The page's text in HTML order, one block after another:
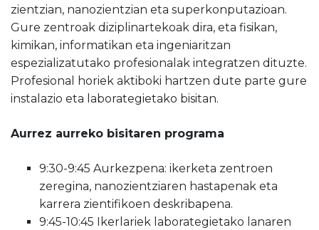
zientzian, nanozientzian eta superkonputazioan.
Gure zentroak diziplinartekoak dira, eta fisikan,
kimikan, informatikan eta ingeniaritzan
espezializatutako profesionalak integratzen dituzte.
Profesional horiek aktiboki hartzen dute parte gure
instalazio eta laborategietako bisitan.
Aurrez aurreko bisitaren programa
9:30-9:45 Aurkezpena: ikerketa zentroen
zeregina, nanozientziaren hastapenak eta
karrera zientifikoen deskribapena.
9:45-10:45 Ikerlariek laborategietako lanaren